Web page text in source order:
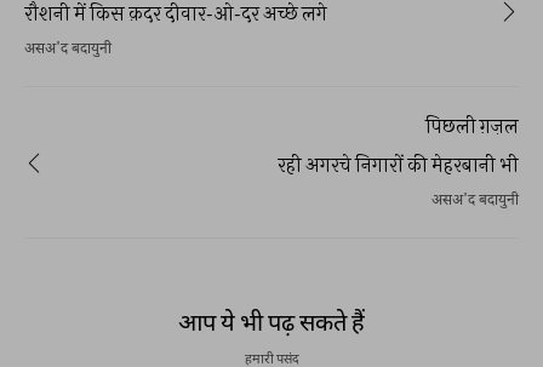
रौशनी में किस क़दर दीवार-ओ-दर अच्छे लगे
असअ'द बदायुनी
पिछली ग़ज़ल
रही अगरचे निगारों की मेहरबानी भी
असअ'द बदायुनी
आप ये भी पढ़ सकते हैं
हमारी पसंद